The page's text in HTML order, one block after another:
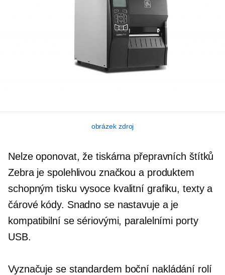
obrázek zdroj
Nelze oponovat, že tiskárna přepravních štítků
Zebra je spolehlivou značkou a produktem
schopným tisku vysoce kvalitní grafiku, texty a
čárové kódy. Snadno se nastavuje a je
kompatibilní se sériovými, paralelními porty
USB.
Vyznačuje se standardem boční nakládání rolí